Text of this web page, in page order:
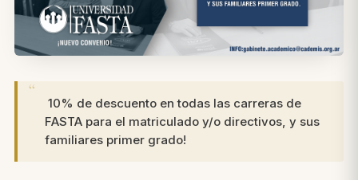
10% de descuento en todas las carreras de
FASTA para el matriculado y/o directivos, y sus
familiares primer grado!